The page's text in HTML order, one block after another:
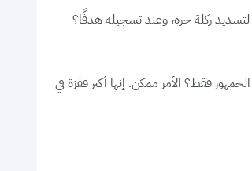
لتسديد ركلة حرة، وعند تسجيله هدفًا؟
فقط؟ الأمر ممكن. إنها أكبر قفزة في